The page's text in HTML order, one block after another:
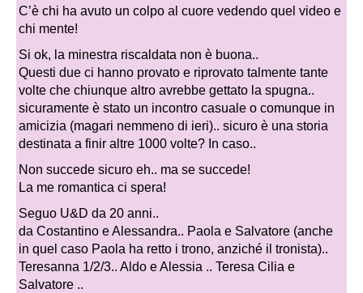
C’è chi ha avuto un colpo al cuore vedendo quel video e
chi mente!
Si ok, la minestra riscaldata non è buona..
Questi due ci hanno provato e riprovato talmente tante
volte che chiunque altro avrebbe gettato la spugna..
sicuramente è stato un incontro casuale o comunque in
amicizia (magari nemmeno di ieri).. sicuro è una storia
destinata a finir altre 1000 volte? In caso..
Non succede sicuro eh.. ma se succede!
La me romantica ci spera!
Seguo U&D da 20 anni..
da Costantino e Alessandra.. Paola e Salvatore (anche
in quel caso Paola ha retto i trono, anziché il tronista)..
Teresanna 1/2/3.. Aldo e Alessia .. Teresa Cilia e
Salvatore ..